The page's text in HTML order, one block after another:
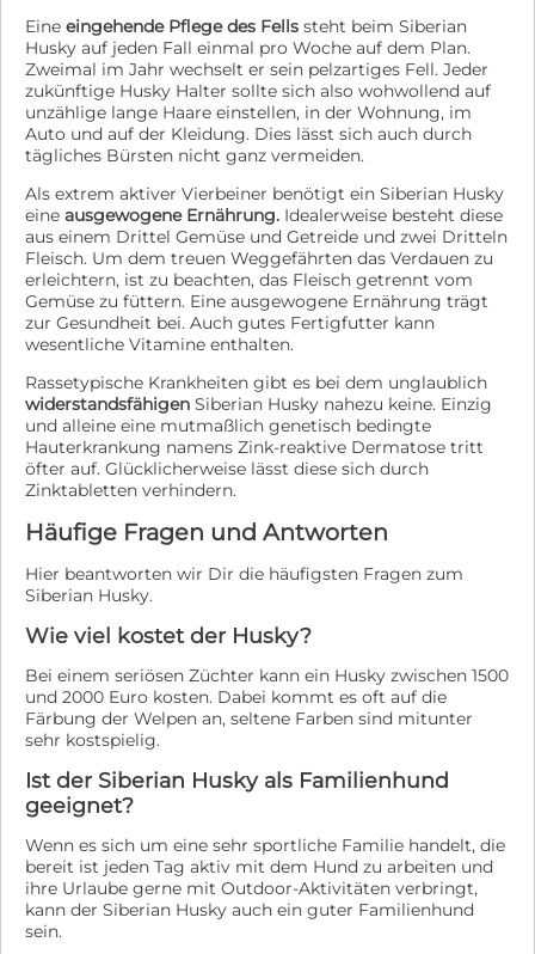
Eine eingehende Pflege des Fells steht beim Siberian
Husky auf jeden Fall einmal pro Woche auf dem Plan.
Zweimal im Jahr wechselt er sein pelzartiges Fell. Jeder
zukünftige Husky Halter sollte sich also wohwollend auf
unzählige lange Haare einstellen, in der Wohnung, im
Auto und auf der Kleidung. Dies lässt sich auch durch
tägliches Bürsten nicht ganz vermeiden.
Als extrem aktiver Vierbeiner benötigt ein Siberian Husky
eine ausgewogene Ernährung. Idealerweise besteht diese
aus einem Drittel Gemüse und Getreide und zwei Dritteln
Fleisch. Um dem treuen Weggefährten das Verdauen zu
erleichtern, ist zu beachten, das Fleisch getrennt vom
Gemüse zu füttern. Eine ausgewogene Ernährung trägt
zur Gesundheit bei. Auch gutes Fertigfutter kann
wesentliche Vitamine enthalten.
Rassetypische Krankheiten gibt es bei dem unglaublich
widerstandsfähigen Siberian Husky nahezu keine. Einzig
und alleine eine mutmaßlich genetisch bedingte
Hauterkrankung namens Zink-reaktive Dermatose tritt
öfter auf. Glücklicherweise lässt diese sich durch
Zinktabletten verhindern.
Häufige Fragen und Antworten
Hier beantworten wir Dir die häufigsten Fragen zum
Siberian Husky.
Wie viel kostet der Husky?
Bei einem seriösen Züchter kann ein Husky zwischen 1500
und 2000 Euro kosten. Dabei kommt es oft auf die
Färbung der Welpen an, seltene Farben sind mitunter
sehr kostspielig.
Ist der Siberian Husky als Familienhund
geeignet?
Wenn es sich um eine sehr sportliche Familie handelt, die
bereit ist jeden Tag aktiv mit dem Hund zu arbeiten und
ihre Urlaube gerne mit Outdoor-Aktivitäten verbringt,
kann der Siberian Husky auch ein guter Familienhund
sein.